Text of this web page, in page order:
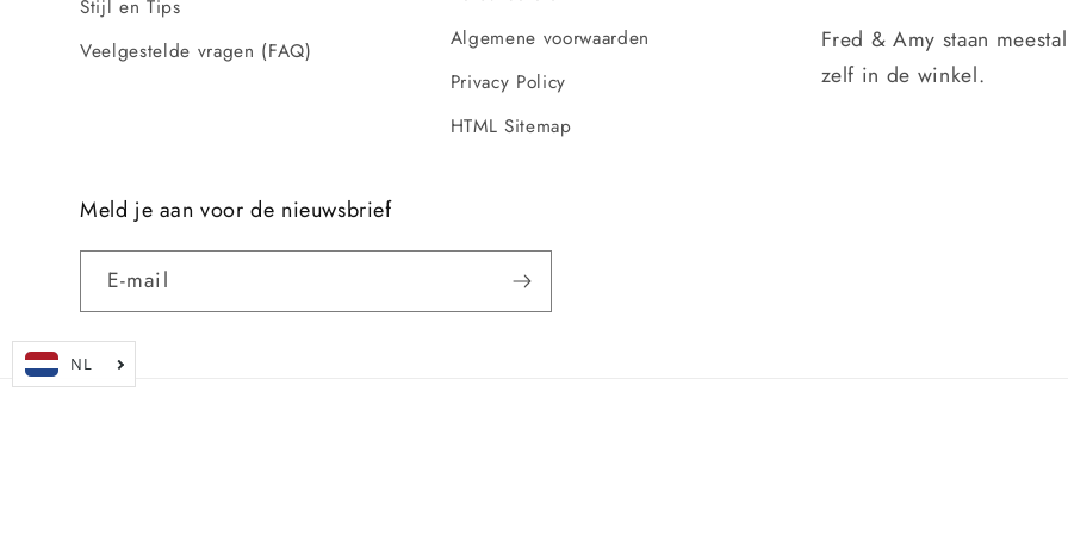
Stijl en Tips
Veelgestelde vragen (FAQ)
Algemene voorwaarden
Privacy Policy
HTML Sitemap
Fred & Amy staan
zelf in de winkel.
Meld je aan voor de nieuwsbrief
E‑mail